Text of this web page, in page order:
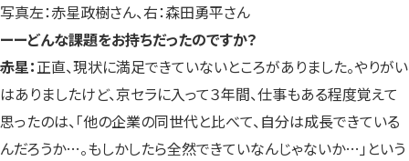
写真左：赤星政樹さん、右：森田勇平さん
ーーどんな課題をお持ちだったのですか？
赤星：正直、現状に満足できていないところがありました。やりがい
はありましたけど、京セラに入って３年間、仕事もある程度覚えて
思ったのは、「他の企業の同世代と比べて、自分は成長できている
んだろうか…。もしかしたら全然できていなんじゃないか…」という